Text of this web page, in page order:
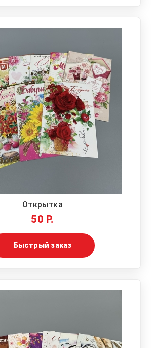
Открытка
50 Р.
Быстрый заказ